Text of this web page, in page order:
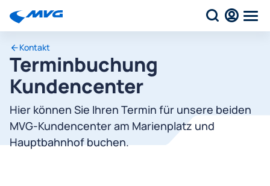
Kontakt
Terminbuchung
Kundencenter
Hier können Sie Ihren Termin für unsere beiden
MVG-Kundencenter am Marienplatz und
Hauptbahnhof buchen.